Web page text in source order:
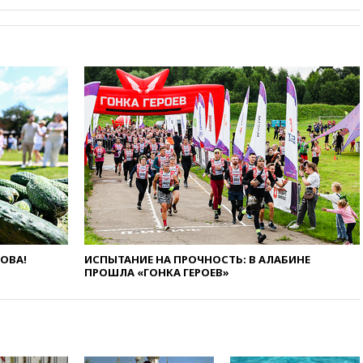
пострадали при атаках ВСУ на
Белгородскую область
18:00 Совет мира выбрал
подрядчика для
строительства военной базы в
Газе
17:50Миронов призвал снять
«Яблоко» с выборов в Госдуму
17:45Правительство получит
«золотую акцию» в
управлении аэропортом
Шереметьево
ИСПЫТАНИЕ НА ПРОЧНОСТЬ: В АЛАБИНЕ
ПРОШЛА «ГОНКА ГЕРОЕВ»